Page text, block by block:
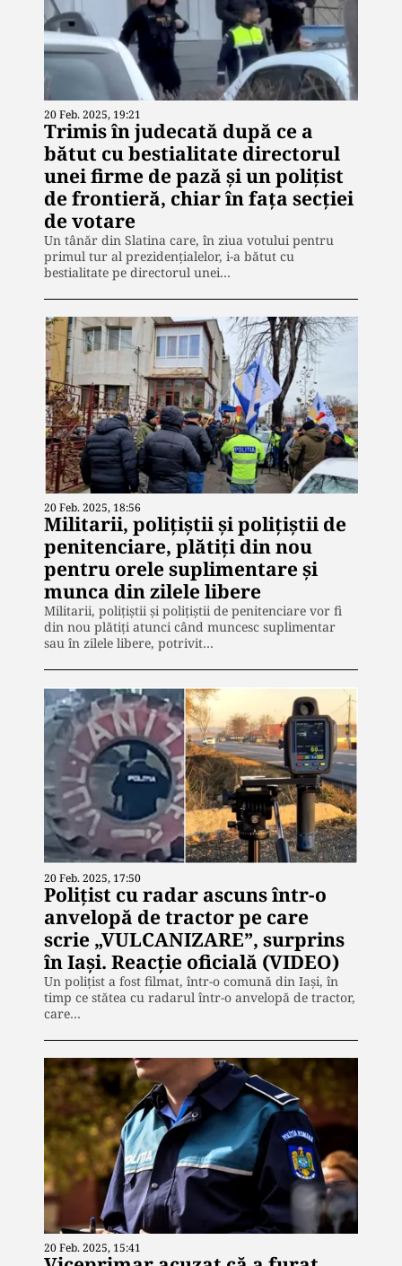
20 Feb. 2025, 19:21
Trimis în judecată după ce a
bătut cu bestialitate directorul
unei firme de pază şi un poliţist
de frontieră, chiar în faţa secţiei
de votare
Un tânăr din Slatina care, în ziua votului pentru
primul tur al prezidenţialelor, i-a bătut cu
bestialitate pe directorul unei…
20 Feb. 2025, 18:56
Militarii, poliţiştii şi poliţiştii de
penitenciare, plătiţi din nou
pentru orele suplimentare şi
munca din zilele libere
Militarii, polițiștii și polițiștii de penitenciare vor fi
din nou plătiţi atunci când muncesc suplimentar
sau în zilele libere, potrivit…
20 Feb. 2025, 17:50
Polițist cu radar ascuns într-o
anvelopă de tractor pe care
scrie „VULCANIZARE”, surprins
în Iași. Reacţie oficială (VIDEO)
Un polițist a fost filmat, într-o comună din Iaşi, în
timp ce stătea cu radarul într-o anvelopă de tractor,
care…
20 Feb. 2025, 15:41